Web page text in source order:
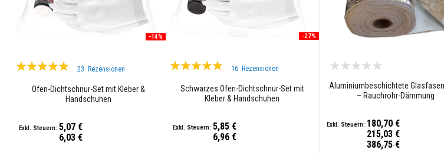
Feuerziegel
Hochtemperatur-
-14%
Bewertung:
23 Rezensionen
Ofen-Dichtschnur-Set mit Kleber &
Handschuhen
6,03 €
5,07 €
-27%
Bewertung:
16 Rezensionen
Schwarzes Ofen-Dichtschnur-Set mit
Kleber & Handschuhen
6,96 €
5,85 €
Aluminiumbeschichtete
– Rauchrohr-Dämmung
215,03 €
180,70 €
386,75 €